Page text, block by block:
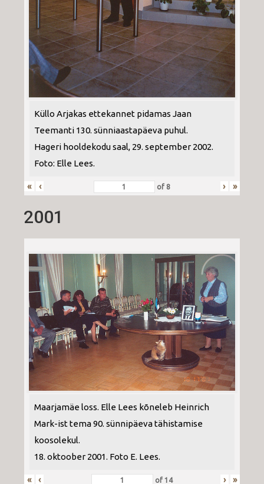
Küllo Arjakas ettekannet pidamas Jaan
Teemanti 130. sünniaastapäeva puhul.
Hageri hooldekodu saal, 29. september 2002.
Foto: Elle Lees.
« ‹ of 8 › »
2001
Maarjamäe loss. Elle Lees kõneleb Heinrich
Mark-ist tema 90. sünnipäeva tähistamise
koosolekul.
18. oktoober 2001. Foto E. Lees.
« ‹ of14 › »